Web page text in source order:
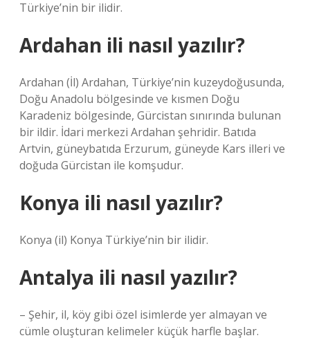
Türkiye’nin bir ilidir.
Ardahan ili nasıl yazılır?
Ardahan (İl) Ardahan, Türkiye’nin kuzeydoğusunda,
Doğu Anadolu bölgesinde ve kısmen Doğu
Karadeniz bölgesinde, Gürcistan sınırında bulunan
bir ildir. İdari merkezi Ardahan şehridir. Batıda
Artvin, güneybatıda Erzurum, güneyde Kars illeri ve
doğuda Gürcistan ile komşudur.
Konya ili nasıl yazılır?
Konya (il) Konya Türkiye’nin bir ilidir.
Antalya ili nasıl yazılır?
– Şehir, il, köy gibi özel isimlerde yer almayan ve
cümle oluşturan kelimeler küçük harfle başlar.